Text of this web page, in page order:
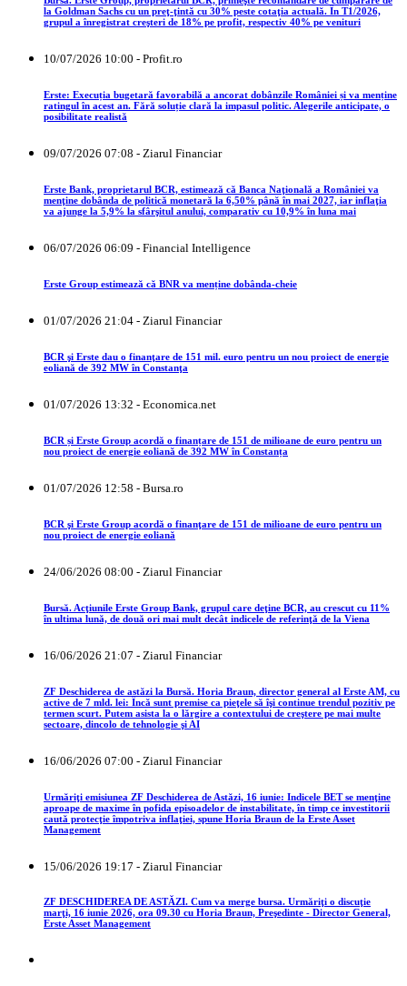
la Goldman Sachs cu un preţ-ţintă cu 30% peste cotaţia actuală. În T1/2026,
grupul a înregistrat creşteri de 18% pe profit, respectiv 40% pe venituri
10/07/2026 10:00 - Profit.ro
Erste: Execuția bugetară favorabilă a ancorat dobânzile României și va menține
ratingul în acest an. Fără soluție clară la impasul politic. Alegerile anticipate, o
posibilitate realistă
09/07/2026 07:08 - Ziarul Financiar
Erste Bank, proprietarul BCR, estimează că Banca Naţională a României va
menţine dobânda de politică monetară la 6,50% până în mai 2027, iar inflaţia
va ajunge la 5,9% la sfârşitul anului, comparativ cu 10,9% în luna mai
06/07/2026 06:09 - Financial Intelligence
Erste Group estimează că BNR va menține dobânda-cheie
01/07/2026 21:04 - Ziarul Financiar
BCR şi Erste dau o finanţare de 151 mil. euro pentru un nou proiect de energie
eoliană de 392 MW în Constanţa
01/07/2026 13:32 - Economica.net
BCR și Erste Group acordă o finanțare de 151 de milioane de euro pentru un
nou proiect de energie eoliană de 392 MW în Constanța
01/07/2026 12:58 - Bursa.ro
BCR şi Erste Group acordă o finanţare de 151 de milioane de euro pentru un
nou proiect de energie eoliană
24/06/2026 08:00 - Ziarul Financiar
Bursă. Acţiunile Erste Group Bank, grupul care deţine BCR, au crescut cu 11%
în ultima lună, de două ori mai mult decât indicele de referinţă de la Viena
16/06/2026 21:07 - Ziarul Financiar
ZF Deschiderea de astăzi la Bursă. Horia Braun, director general al Erste AM, cu
active de 7 mld. lei: Încă sunt premise ca pieţele să îşi continue trendul pozitiv pe
termen scurt. Putem asista la o lărgire a contextului de creştere pe mai multe
sectoare, dincolo de tehnologie şi AI
16/06/2026 07:00 - Ziarul Financiar
Urmăriţi emisiunea ZF Deschiderea de Astăzi, 16 iunie: Indicele BET se menţine
aproape de maxime în pofida episoadelor de instabilitate, în timp ce investitorii
caută protecţie împotriva inflaţiei, spune Horia Braun de la Erste Asset
Management
15/06/2026 19:17 - Ziarul Financiar
ZF DESCHIDEREA DE ASTĂZI. Cum va merge bursa. Urmăriţi o discuţie
marţi, 16 iunie 2026, ora 09.30 cu Horia Braun, Preşedinte - Director General,
Erste Asset Management